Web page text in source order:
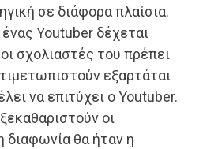
σε διάφορα πλαίσια.
ένας Youtuber δέχεται
σχολιαστές του πρέπει
εξαρτάται
να επιτύχει ο Youtuber.
οι
διαφωνία θα ήταν η